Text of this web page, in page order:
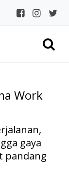
Work
gaya
pandang